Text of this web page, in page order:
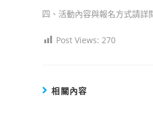
四、活動內容與報名方式請詳
Post Views: 270
相關內容